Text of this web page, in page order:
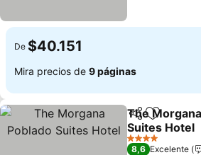
De $40.151
Mira precios de 9 páginas
Compartir
Agregar
The
Suites Hotel
Ver precios
4 Estrellas
8,6 Excelente